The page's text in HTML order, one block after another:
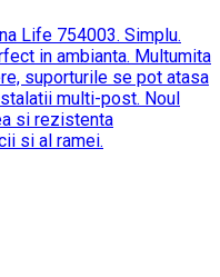
Life 754003. Simplu.
in ambianta. Multumita
suporturile se pot atasa
multi-post. Noul
si rezistenta
si al ramei.